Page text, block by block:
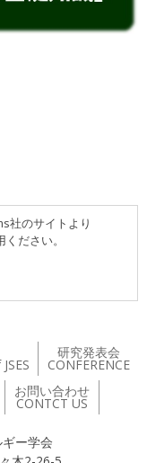
社のサイトより
ださい。
研究発表会
CONFERENCE
お問い合わせ
CONTCT US
ー学会